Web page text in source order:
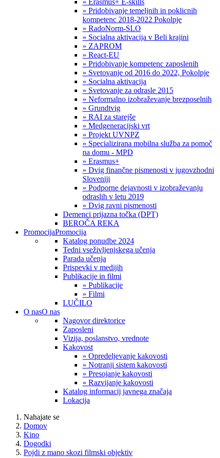
» Pridobivanje temeljnih in poklicnih
kompetenc 2018-2022 Pokolpje
» RadoNorm-SLO
» Socialna aktivacija v Beli krajini
» ZAPROM
» React-EU
» Pridobivanje kompetenc zaposlenih
» Svetovanje od 2016 do 2022, Pokolpje
» Socialna aktivacija
» Svetovanje za odrasle 2015
» Neformalno izobraževanje brezposelnih
» Grundtvig
» RAI za starejše
» Medgeneracijski vrt
» Projekt UVNPZ
» Specializirana mobilna služba za pomoč
na domu - MPD
» Erasmus+
» Dvig finančne pismenosti v jugovzhodni
Sloveniji
» Podporne dejavnosti v izobraževanju
odraslih v letu 2019
» Dvig ravni pismenosti
Demenci prijazna točka (DPT)
BEROČA REKA
PromocijaPromocija
Katalog ponudbe 2024
Tedni vseživljenjskega učenja
Parada učenja
Prispevki v medijih
Publikacije in filmi
» Publikacije
» Filmi
LUČILO
O nasO nas
Nagovor direktorice
Zaposleni
Vizija, poslanstvo, vrednote
Kakovost
» Opredeljevanje kakovosti
» Notranji sistem kakovosti
» Presojanje kakovosti
» Razvijanje kakovosti
Katalog informacij javnega značaja
Lokacija
Nahajate se
Domov
Kino
Dogodki
Pojdi z mano skozi filmski objektiv